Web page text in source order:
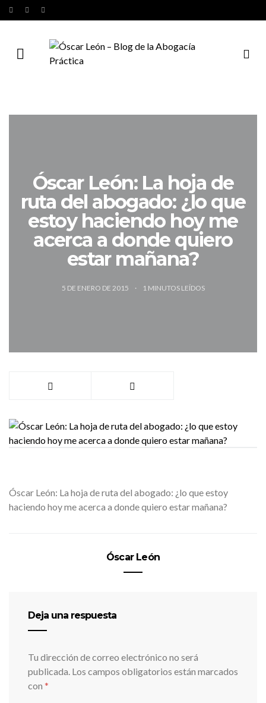
Óscar León: La hoja de
ruta del abogado: ¿lo que
estoy haciendo hoy me
acerca a donde quiero
estar mañana?
5 DE ENERO DE 2015 1 MINUTOS LEÍDOS
Óscar León: La hoja de ruta del abogado: ¿lo que estoy
haciendo hoy me acerca a donde quiero estar mañana?
Óscar León
Deja una respuesta
Tu dirección de correo electrónico no será
publicada. Los campos obligatorios están marcados
con *